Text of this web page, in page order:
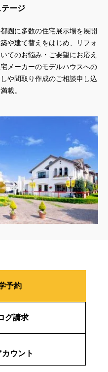
ージ
圏に多数の住宅展示場を展開
や建て替えをはじめ、リフォ
てのお悩み・ご要望にお応え
メーカーのモデルハウスへの
や間取り作成のご相談申し込
載。
予約
グ請求
ウント